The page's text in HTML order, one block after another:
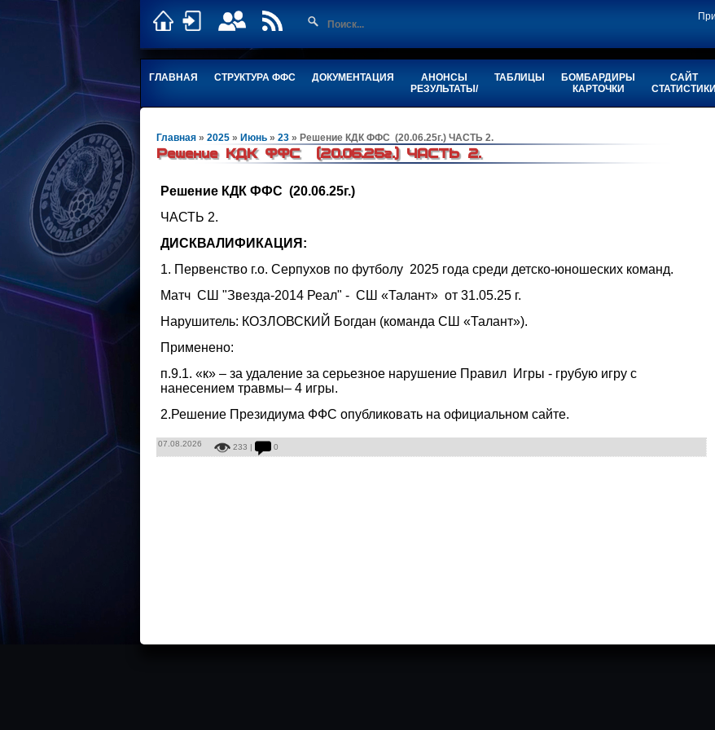
ГЛАВНАЯ СТРУКТУРА ФФС ДОКУМЕНТАЦИЯ
АНОНСЫ
РЕЗУЛЬТАТЫ/
ТАБЛИЦЫ
БОМБАРДИРЫ
КАРТОЧКИ
САЙТ
СТАТИСТИКИ
Главная » 2025 » Июнь » 23 » Решение КДК ФФС (20.06.25г.) ЧАСТЬ 2.
Решение КДК ФФС (20.06.25г.) ЧАСТЬ 2.
Решение КДК ФФС (20.06.25г.)
ЧАСТЬ 2.
ДИСКВАЛИФИКАЦИЯ:
1. Первенство г.о. Серпухов по футболу 2025 года среди детско-юношеских команд.
Матч СШ "Звезда-2014 Реал" - СШ «Талант» от 31.05.25 г.
Нарушитель: КОЗЛОВСКИЙ Богдан (команда СШ «Талант»).
Применено:
п.9.1. «к» – за удаление за серьезное нарушение Правил Игры - грубую игру с
нанесением травмы– 4 игры.
2.Решение Президиума ФФС опубликовать на официальном сайте.
07.08.2026 233 | 0